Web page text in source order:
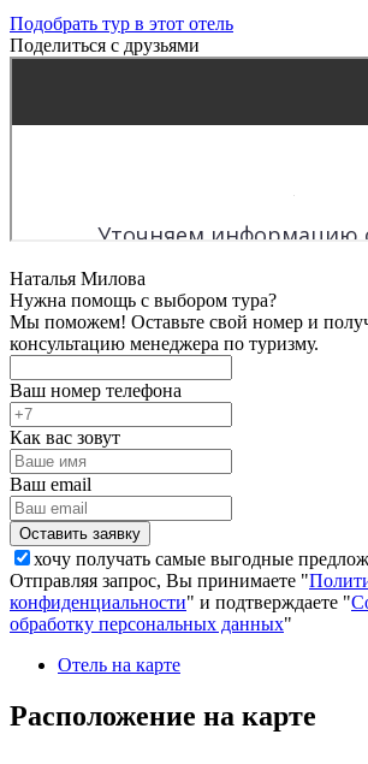
Подобрать тур в этот отель
Поделиться с друзьями
Наталья Милова
Нужна помощь с выбором тура?
Мы поможем! Оставьте свой номер и
консультацию менеджера по туризму.
Ваш номер телефона
Как вас зовут
Ваш email
хочу получать самые выгодные
Отправляя запрос, Вы принимаете "
конфиденциальности" и подтверждаете "
обработку персональных данных"
Отель на карте
Расположение на карте